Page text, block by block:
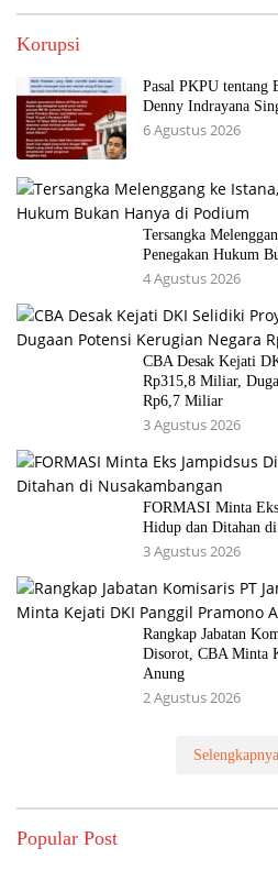
Korupsi
Pasal PKPU tentang
Denny Indrayana
6 Agustus 2026
Tersangka
Penegakan Hukum
4 Agustus 2026
CBA Desak Kejati
Rp315,8 Miliar,
Rp6,7 Miliar
3 Agustus 2026
FORMASI Minta
Hidup dan Ditahan di
3 Agustus 2026
Rangkap Jabatan
Disorot, CBA Minta
Anung
2 Agustus 2026
Selengkapnya
Popular Post